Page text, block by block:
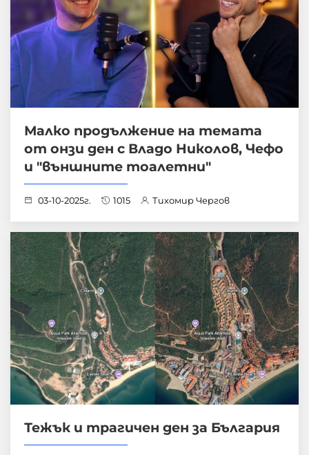
Малко продължение на темата
от онзи ден с Владо Николов, Чефо
и "външните тоалетни"
03-10-2025г. 1015 Тихомир Чергов
Тежък и трагичен ден за България